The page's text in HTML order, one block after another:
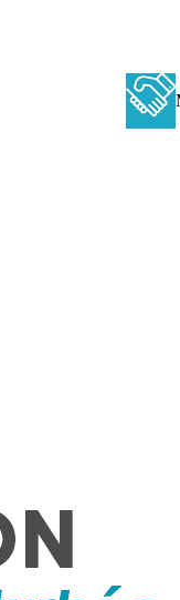
Marchés
publics